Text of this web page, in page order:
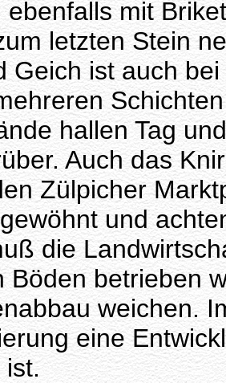
ebenfalls mit
letzten Stein
Geich ist auch
hallen Tag
Auch das
Zülpicher
und
die
Böden betrieben
weichen.
eine
ist.